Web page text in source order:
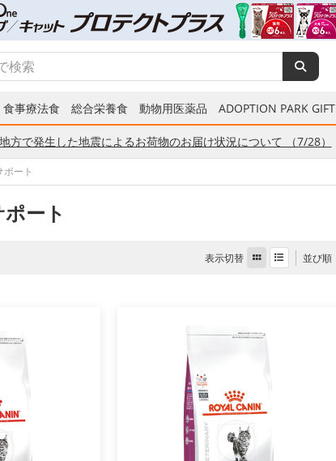
食事療法食 総合栄養食 動物用医薬品 ADOPTION PARK GIFT
方で発生した地震によるお荷物のお届け状況について （7/28）
ポート
ポート
表示切替 並び順